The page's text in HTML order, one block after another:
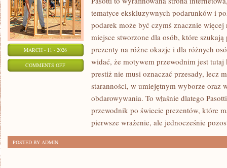
MARCH - 11 - 2026
COMMENTS OFFON
KSIĄŻKOWE
tematyce ekskluzywnych podarunków i
podarek może być czymś znacznie
miejsce stworzone dla osób, które
prezenty na różne okazje i dla różnych
widać, że motywem przewodnim jest tutaj
prestiż nie musi oznaczać przesady, lecz
staranności, w umiejętnym wyborze oraz
obdarowywania. To właśnie dlatego
przewodnik po świecie prezentów, które
pierwsze wrażenie, ale jednocześnie
POSTED BY ADMIN